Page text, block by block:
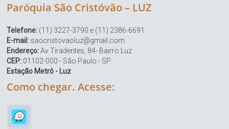
Paróquia São Cristóvão – LUZ
Telefone: (11) 3227-3790 e (11) 2386-6691
E-mail: saocristovaoluz@gmail.com
Endereço:Av Tiradentes, 84- Bairro Luz
CEP: 01102-000 - São Paulo - SP
Estação Metrô - Luz
Como chegar. Acesse: